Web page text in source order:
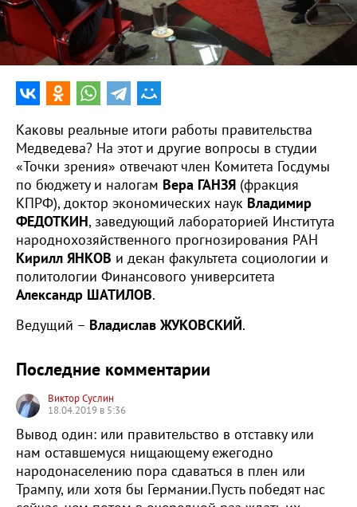
0:00 51:29
Каковы реальные итоги работы правительства
Медведева? На этот и другие вопросы в студии
«Точки зрения» отвечают член Комитета Госдумы
по бюджету и налогам Вера ГАНЗЯ (фракция
КПРФ), доктор экономических наук Владимир
ФЕДОТКИН, заведующий лабораторией Института
народнохозяйственного прогнозирования РАН
Кирилл ЯНКОВ и декан факультета социологии и
политологии Финансового университета
Александр ШАТИЛОВ.
Ведущий – Владислав ЖУКОВСКИЙ.
Последние комментарии
Виктор Суслин
18.04.2019 в 5:36
Вывод один: или правительство в отставку или
нам оставшемуся нищающему ежегодно
народонаселению пора сдаваться в плен или
Трампу, или хотя бы Германии.Пусть победят нас